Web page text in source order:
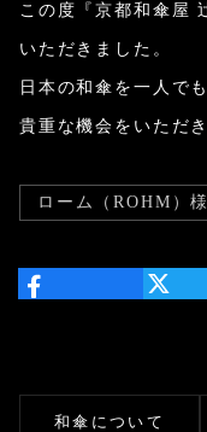
この度『京都和傘屋
いただきました。
日本の和傘を一人で
貴重な機会をいただ
ローム（ROHM）
和傘について